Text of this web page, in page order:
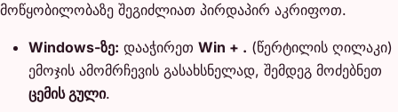
მოწყობილობაზე შეგიძლიათ პირდაპირ აკრიფოთ.
Windows-ზე: დააჭირეთ Win + . (წერტილის ღილაკი)
ემოჯის ამომრჩევის გასახსნელად, შემდეგ მოძებნეთ
ცემის გული.